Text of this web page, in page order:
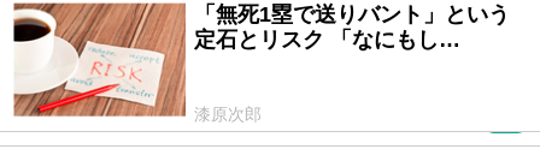
2015/04/30
「無死1塁で送りバント」という
定石とリスク 「なにもし…
漆原次郎